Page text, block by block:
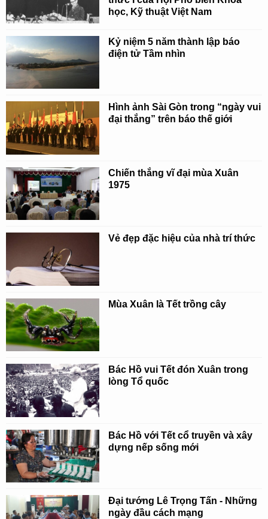
học, Kỹ thuật Việt Nam
Kỷ niệm 5 năm thành lập báo
điện tử Tầm nhìn
Hình ảnh Sài Gòn trong “ngày vui
đại thắng” trên báo thế giới
Chiến thắng vĩ đại mùa Xuân
1975
Vẻ đẹp đặc hiệu của nhà trí thức
Mùa Xuân là Tết trồng cây
Bác Hồ vui Tết đón Xuân trong
lòng Tổ quốc
Bác Hồ với Tết cổ truyền và xây
dựng nếp sống mới
Đại tướng Lê Trọng Tấn - Những
ngày đầu cách mạng